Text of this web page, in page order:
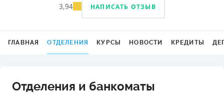
3,94 НАПИСАТЬ ОТЗЫВ
ГЛАВНАЯ ОТДЕЛЕНИЯ КУРСЫ НОВОСТИ КРЕДИТЫ
Отделения и банкоматы